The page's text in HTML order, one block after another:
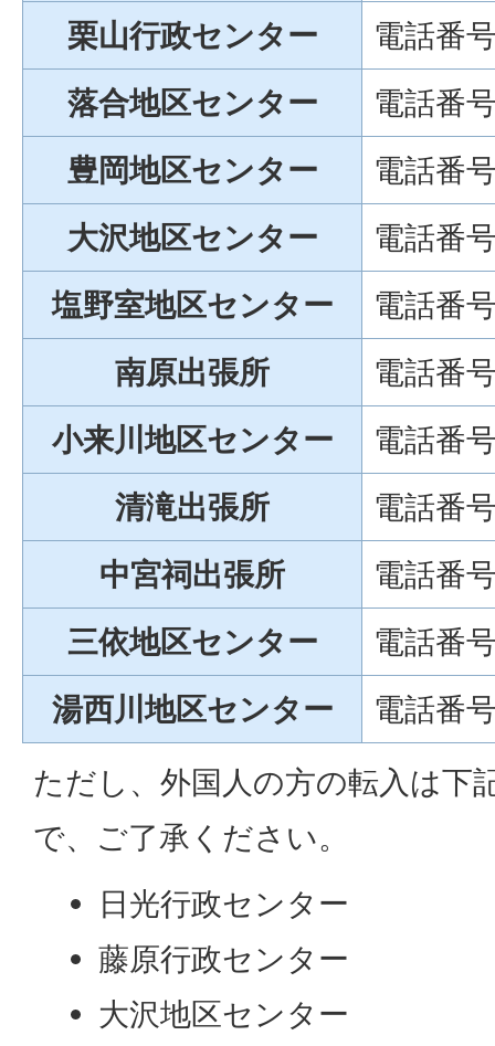
栗山行政センター
電話番
落合地区センター
電話番
豊岡地区センター
電話番
大沢地区センター
電話番
塩野室地区センター
電話番
南原出張所
電話番
小来川地区センター
電話番
清滝出張所
電話番
中宮祠出張所
電話番
三依地区センター
電話番
湯西川地区センター
電話番
ただし、外国人の方の転入は下
で、ご了承ください。
日光行政センター
藤原行政センター
大沢地区センター